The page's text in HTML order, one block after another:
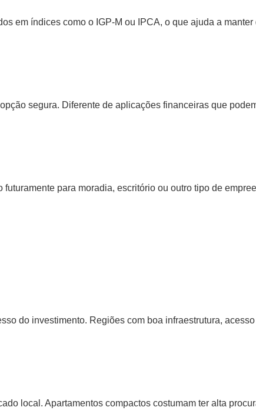
em índices como o IGP-M ou IPCA, o que ajuda a
segura. Diferente de aplicações financeiras que
para moradia, escritório ou outro tipo de
do investimento. Regiões com boa infraestrutura,
local. Apartamentos compactos costumam ter alta